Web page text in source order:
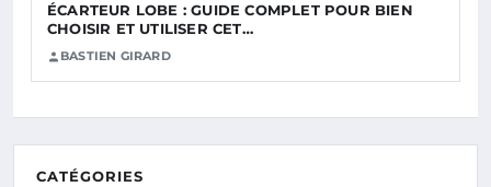
ÉCARTEUR LOBE : GUIDE COMPLET POUR BIEN
CHOISIR ET UTILISER CET…
BASTIEN GIRARD
CATÉGORIES